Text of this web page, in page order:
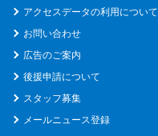
アクセスデータの利用について
お問い合わせ
広告のご案内
後援申請について
スタッフ募集
メールニュース登録